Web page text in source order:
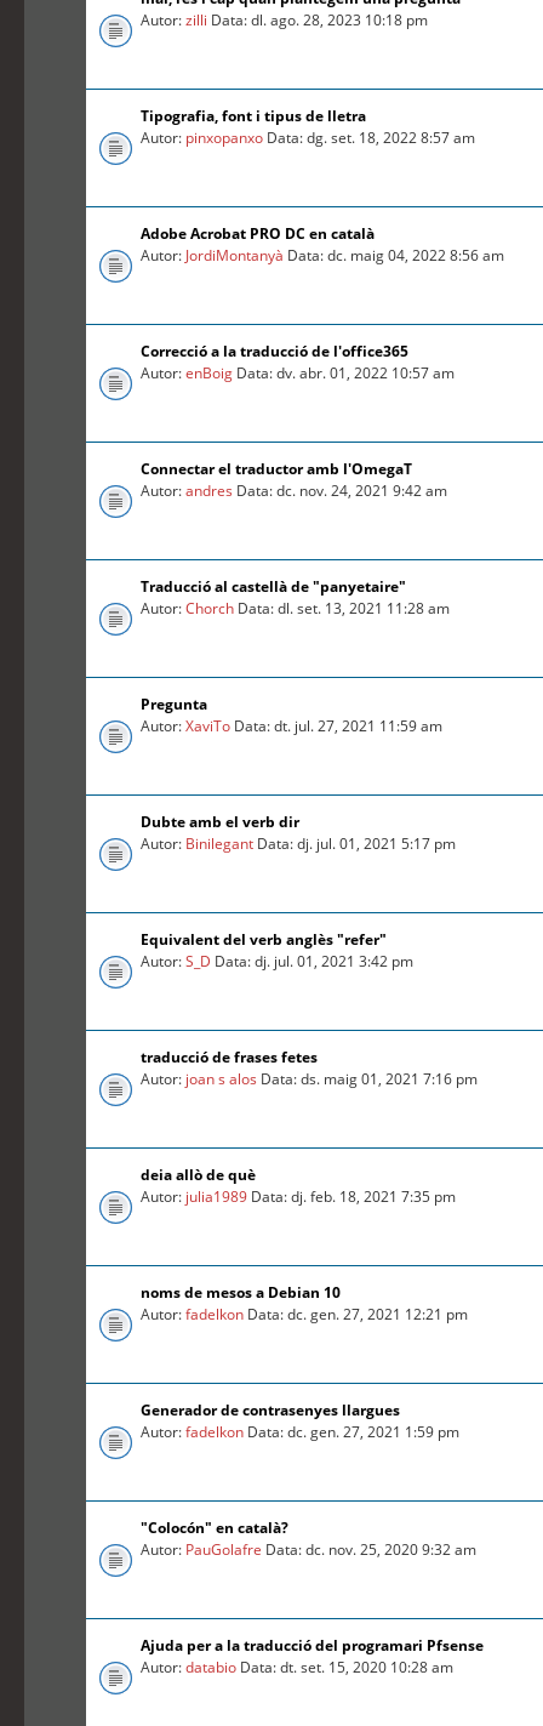
Autor:zilli Data: dl. ago. 28, 2023 10:18 pm
Tipografia, font i tipus de lletra
Autor: pinxopanxo Data: dg. set. 18, 2022 8:57 am
Adobe Acrobat PRO DC en català
Autor: JordiMontanyà Data: dc. maig 04, 2022 8:56 am
Correcció a la traducció de l'office365
Autor:enBoig Data: dv. abr. 01, 2022 10:57 am
Connectar el traductor amb l'OmegaT
Autor:andres Data: dc. nov. 24, 2021 9:42 am
Traducció al castellà de "panyetaire"
Autor:Chorch Data: dl. set. 13, 2021 11:28 am
Pregunta
Autor:XaviTo Data: dt. jul. 27, 2021 11:59 am
Dubte amb el verb dir
Autor: Binilegant Data: dj. jul. 01, 2021 5:17 pm
Equivalent del verb anglès "refer"
Autor:S_D Data: dj. jul. 01, 2021 3:42 pm
traducció de frases fetes
Autor: joan s alos Data: ds. maig 01, 2021 7:16 pm
deia allò de què
Autor: julia1989 Data: dj. feb. 18, 2021 7:35 pm
noms de mesos a Debian 10
Autor:fadelkon Data: dc. gen. 27, 2021 12:21 pm
Generador de contrasenyes llargues
Autor:fadelkon Data: dc. gen. 27, 2021 1:59 pm
"Colocón" en català?
Autor: PauGolafre Data: dc. nov. 25, 2020 9:32 am
Ajuda per a la traducció del programari Pfsense
Autor:databio Data: dt. set. 15, 2020 10:28 am